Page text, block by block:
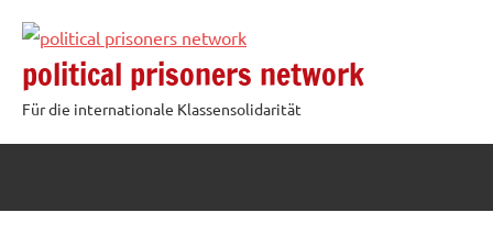
Inhalt
springen
political prisoners network
Für die internationale Klassensolidarität